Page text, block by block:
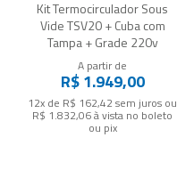
Kit Termocirculador Sous
Vide TSV20 + Cuba com
Tampa + Grade 220v
A partir de
R$ 1.949,00
12x de R$ 162,42 sem juros ou
R$ 1.832,06à vista no boleto
ou pix